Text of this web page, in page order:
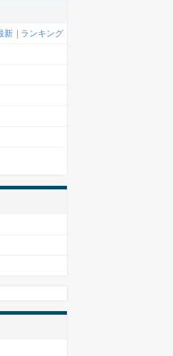
新 ランキング